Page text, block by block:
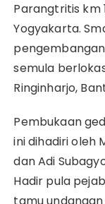
Parangtritis km
Yogyakarta.
semula
Ringinharjo,
Pembukaan
ini dihadiri oleh
dan Adi
Hadir pula